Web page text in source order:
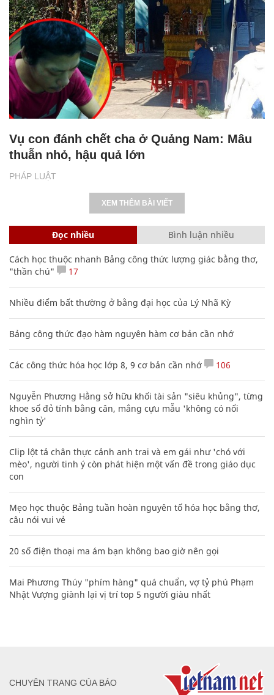
PHÁP LUẬT
Vụ con đánh chết cha ở Quảng Nam: Mâu
thuẫn nhỏ, hậu quả lớn
XEM THÊM BÀI VIẾT
Đọc nhiều Bình luận nhiều
Cách học thuộc nhanh Bảng công thức lượng giác bằng thơ,
"thần chú"
17
Nhiều điểm bất thường ở bằng đại học của Lý Nhã Kỳ
Bảng công thức đạo hàm nguyên hàm cơ bản cần nhớ
Các công thức hóa học lớp 8, 9 cơ bản cần nhớ 106
Nguyễn Phương Hằng sở hữu khối tài sản "siêu khủng", từng
khoe sổ đỏ tính bằng cân, mắng cựu mẫu 'không có nổi
nghìn tỷ'
Clip lột tả chân thực cảnh anh trai và em gái như 'chó với
mèo', người tinh ý còn phát hiện một vấn đề trong giáo dục
con
Mẹo học thuộc Bảng tuần hoàn nguyên tố hóa học bằng thơ,
câu nói vui vẻ
20 số điện thoại ma ám bạn không bao giờ nên gọi
Mai Phương Thúy "phím hàng" quá chuẩn, vợ tỷ phú Phạm
Nhật Vượng giành lại vị trí top 5 người giàu nhất
CHUYÊN TRANG CỦA BÁO